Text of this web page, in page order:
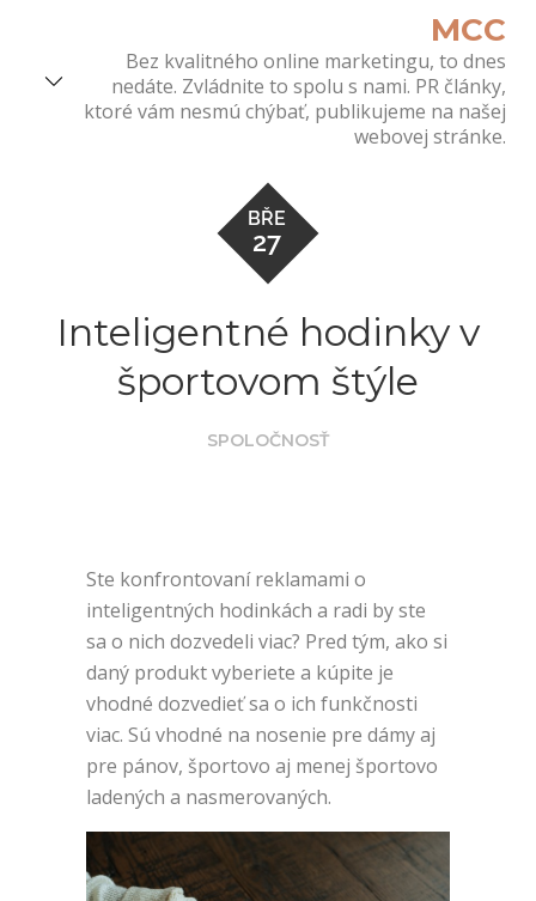
content
MCC
Bez kvalitného online marketingu, to dnes
nedáte. Zvládnite to spolu s nami. PR články,
ktoré vám nesmú chýbať, publikujeme na našej
webovej stránke.
BŘE
27
Inteligentné hodinky v
športovom štýle
SPOLOČNOSŤ
Ste konfrontovaní reklamami o
inteligentných hodinkách a radi by ste
sa o nich dozvedeli viac? Pred tým, ako si
daný produkt vyberiete a kúpite je
vhodné dozvedieť sa o ich funkčnosti
viac. Sú vhodné na nosenie pre dámy aj
pre pánov, športovo aj menej športovo
ladených a nasmerovaných.